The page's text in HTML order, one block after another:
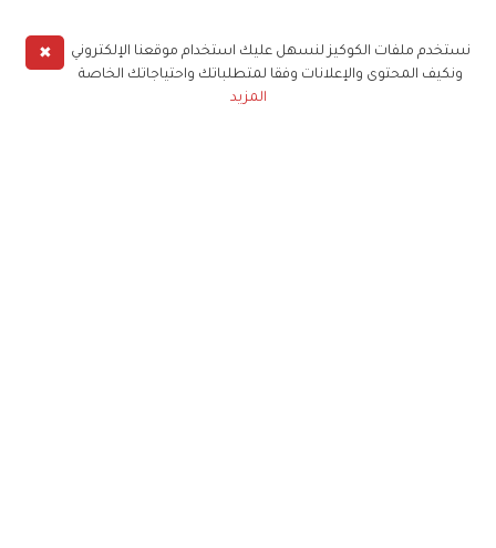
✖
نستخدم ملفات الكوكيز لنسهل عليك استخدام موقعنا الإلكتروني
ونكيف المحتوى والإعلانات وفقا لمتطلباتك واحتياجاتك الخاصة
المزيد